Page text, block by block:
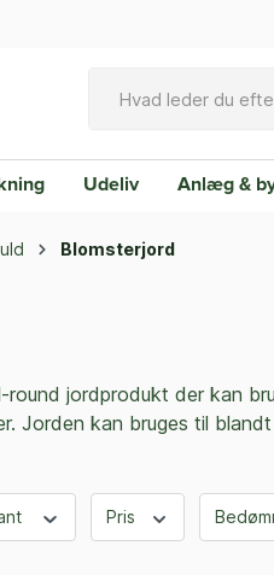
Udeliv Anlæg &
Blomsterjord
round jordprodukt der kan
Jorden kan bruges til
Pris